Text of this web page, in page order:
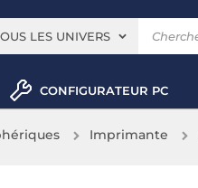
LES UNIVERS
CONFIGURATEUR PC
Imprimante